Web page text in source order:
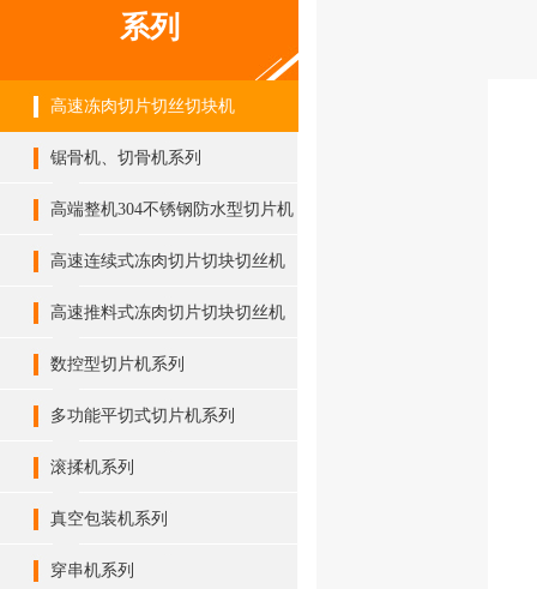
系列
高速冻肉切片切丝切块机
锯骨机、切骨机系列
高端整机304不锈钢防水型切片机
系列
高速连续式冻肉切片切块切丝机
高速推料式冻肉切片切块切丝机
数控型切片机系列
多功能平切式切片机系列
滚揉机系列
真空包装机系列
穿串机系列